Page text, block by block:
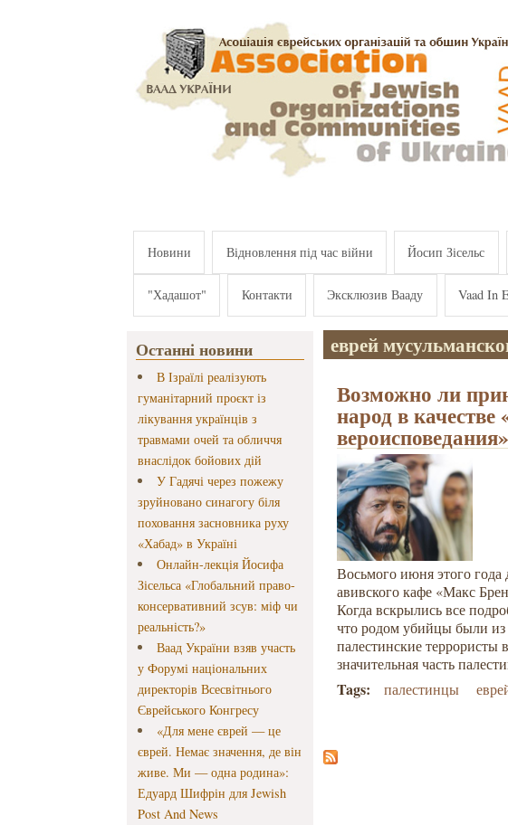
Новини Відновлення під час війни Йосип Зісельс
"Хадашот" Контакти Эксклюзив Вааду Vaad In
Останні новини
В Ізраїлі реалізують
гуманітарний проєкт із
лікування українців з
травмами очей та обличчя
внаслідок бойових дій
У Гадячі через пожежу
зруйновано синагогу біля
поховання засновника руху
«Хабад» в Україні
Онлайн-лекція Йосифа
Зісельса «Глобальний право-
консервативний зсув: міф чи
реальність?»
Ваад України взяв участь
у Форумі національних
директорів Всесвітнього
Єврейського Конгресу
«Для мене єврей — це
єврей. Немає значення, де він
живе. Ми — одна родина»:
Едуард Шифрін для Jewish
Post And News
еврей
Возможно ли
народ в качестве
вероисповедания»
Восьмого июня этого года
авивского кафе «Макс
Когда вскрылись все
что родом убийцы были из
палестинские террористы
значительная часть
Tags: палестинцы